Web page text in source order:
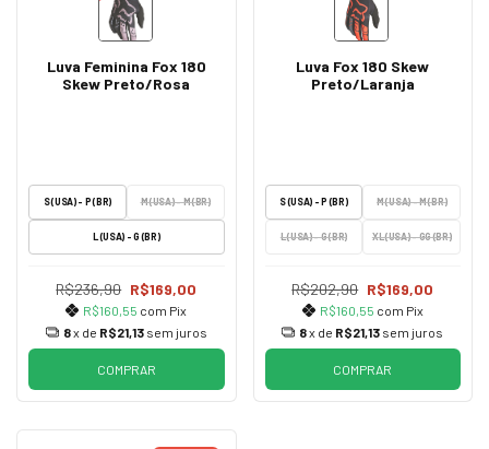
Luva Feminina Fox 180
Skew Preto/Rosa
S (USA) - P (BR) M (USA) - M (BR)
L (USA) - G (BR)
R$236,90 R$169,00
R$160,55 com Pix
8x de R$21,13 sem juros
COMPRAR
Luva Fox 180 Skew
Preto/Laranja
S (USA) - P (BR) M (USA) - M (BR)
L (USA) - G (BR) XL (USA) - GG (BR)
R$202,90 R$169,00
R$160,55 com Pix
8x de R$21,13 sem juros
COMPRAR